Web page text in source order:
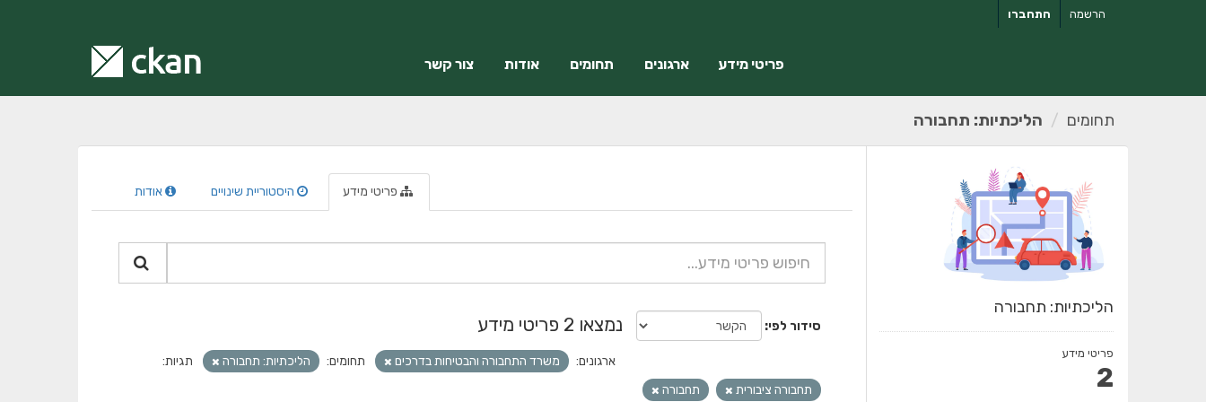
התחברו הרשמה
פריטי מידע ארגונים תחומים אודות צור קשר
תחומים הליכתיות: תחבורה
הליכתיות: תחבורה
פריטי מידע
2
פריטי מידע היסטוריית שינויים אודות
סידור לפי נמצאו 2 פריטי מידע
ארגונים: משרד התחבורה והבטיחות בדרכים תחומים: הליכתיות: תחבורה
תגיות:
תחבורה ציבורית
תחבורה